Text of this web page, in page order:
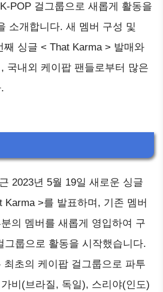
POP 걸그룹으로 새롭게 활동을
소개합니다. 새 멤버 구성 및
째 싱글 < That Karma > 발매와
국내외 케이팝 팬들로부터 많은
2023년 5월 19일 새로운 싱글
Karma >를 발표하며, 기존 멤버
의 멤버를 새롭게 영입하여 구
그룹으로 활동을 시작했습니다.
초의 케이팝 걸그룹으로 파투
비(브라질, 독일), 스리야(인도)